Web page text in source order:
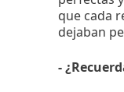
que cada
dejaban
-